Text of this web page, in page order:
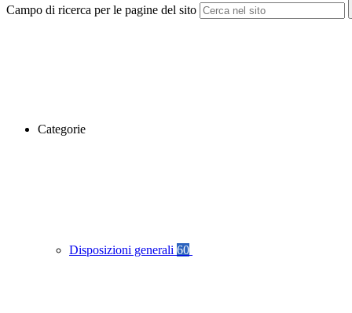
Campo di ricerca per le pagine del sito
Categorie
Disposizioni generali 60